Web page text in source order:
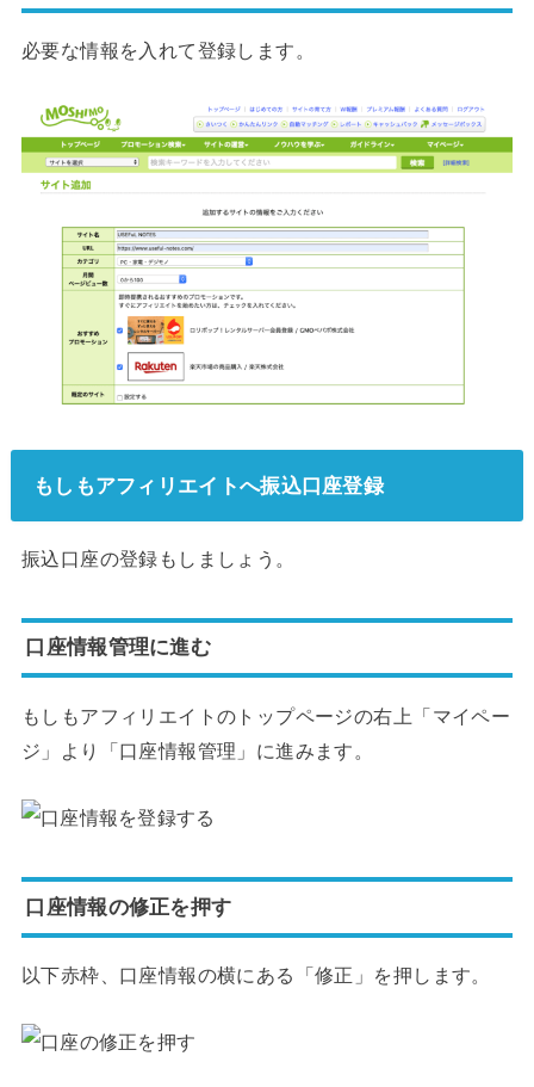
必要な情報を入れて登録します。
もしもアフィリエイトへ振込口座登録
振込口座の登録もしましょう。
口座情報管理に進む
もしもアフィリエイトのトップページの右上「マイペー
ジ」より「口座情報管理」に進みます。
口座情報の修正を押す
以下赤枠、口座情報の横にある「修正」を押します。